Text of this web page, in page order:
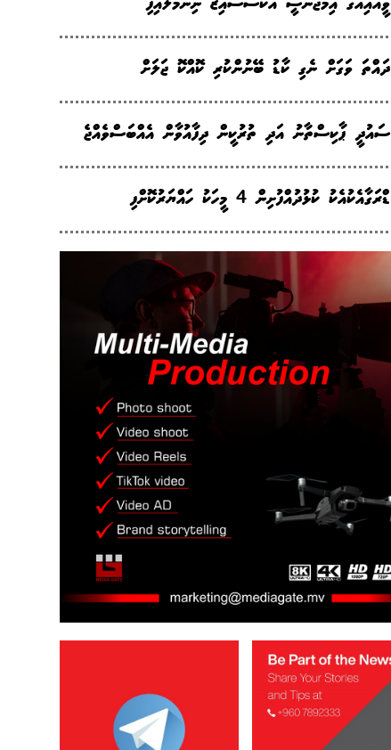
ވީއައިއޭގެ އިމަޖެންސީ އެކްސަސައިޒް ނިންމާލައިފި
ދައްތަ ވަގަށް ނެގި ކާޑު ބޭނުންކުރި ކޮއްކޮ ޖަލަށް
ސައުދީ ޕާކިސްތާނު އަދި ތުރުކީން ދިފާއުވާން އެއްބަސްވެއްޖެ
ޑްރަގާއެކުއެކު ކުޅުދުއްފުށިން 4 މީހަކު ހައްޔަރުކޮށްފި